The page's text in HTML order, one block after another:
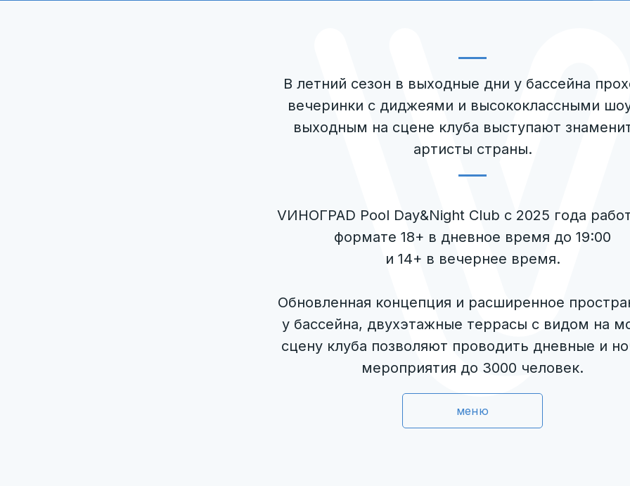
В летний сезон в выходные дни у бассейна
вечеринки с диджеями и высококлассными
выходным на сцене клуба выступают
артисты страны.
VИНОГРАD Pool Day&Night Club с 2025 года
формате 18+ в дневное время до 19:00
и 14+ в вечернее время.
Обновленная концепция и расширенное
у бассейна, двухэтажные террасы с видом на
сцену клуба позволяют проводить дневные и
мероприятия до 3000 человек.
меню